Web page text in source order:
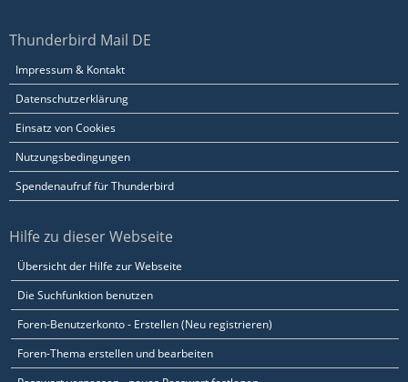
Thunderbird Mail DE
Impressum & Kontakt
Datenschutzerklärung
Einsatz von Cookies
Nutzungsbedingungen
Spendenaufruf für Thunderbird
Hilfe zu dieser Webseite
Übersicht der Hilfe zur Webseite
Die Suchfunktion benutzen
Foren-Benutzerkonto - Erstellen (Neu registrieren)
Foren-Thema erstellen und bearbeiten